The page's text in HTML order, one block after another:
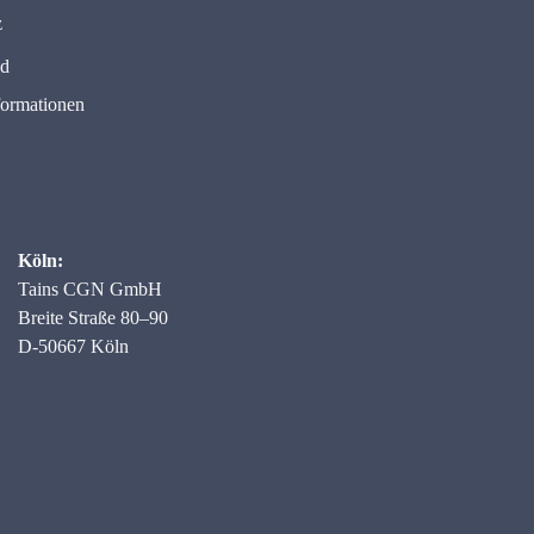
Köln:
Tains CGN GmbH
Breite Straße 80–90
D-50667 Köln